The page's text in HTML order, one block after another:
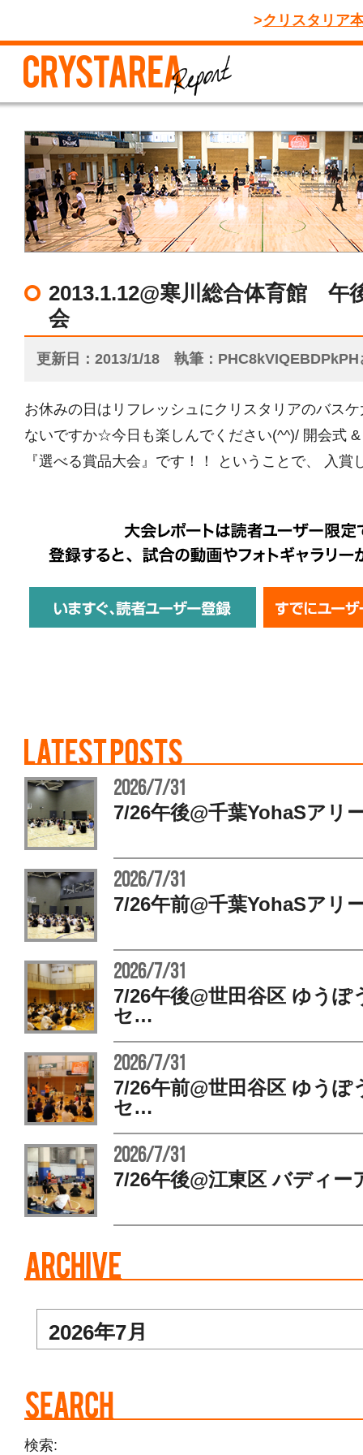
クリスタリア
2013.1.12@寒川総合体育館 午
会
更新日 2013/1/18 執筆 PHC8kVIQEBDPkPH
お休みの日はリフレッシュにクリスタリアのバス
ないですか☆今日も楽しんでください(^^)/ 開会式 &
『選べる賞品大会』です！！ ということで、 入
2026/7/31
7/26午後@千葉YohaSア
2026/7/31
7/26午前@千葉YohaSア
2026/7/31
7/26午後@世田谷区 ゆうぽ
セ…
2026/7/31
7/26午前@世田谷区 ゆうぽ
セ…
2026/7/31
7/26午後@江東区 バディ
検索: